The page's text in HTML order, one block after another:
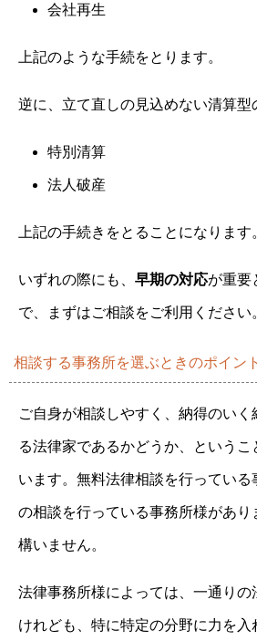
会社再生
上記のような手続をとります。
逆に、立て直しの見込めない清算型
特別清算
法人破産
上記の手続きをとることになります
いずれの際にも、 早期の対応が重要
で、まずはご相談をご利用ください
相談する事務所を選ぶときのポイント
ご自身が相談しやすく、納得のい
る法律家であるかどうか、という
います。無料法律相談を行ってい
の相談を行っている事務所様があり
構いません。
法律事務所様によっては、一通りの
けれども、特に特定の分野に力を入